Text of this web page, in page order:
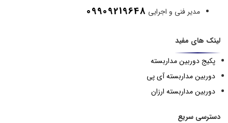
مدیر فنی و اجرایی 09909219648
لینک های مفید
پکیج دوربین مداربسته
دوربین مداربسته آی پی
دوربین مداربسته ارزان
دسترسی سریع